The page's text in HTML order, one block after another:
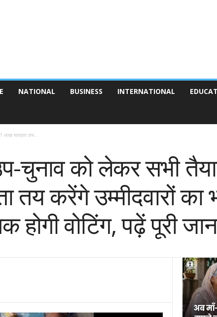
NATIONAL BUSINESS INTERNATIONAL
लाख मतदाता तय...
को लेकर सभी
तय करेंगे उम्मीदवारों का
वोटिंग, पढ़ें पूरी